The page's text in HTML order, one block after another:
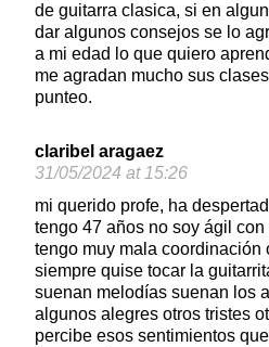
de guitarra clasica, si en
dar algunos consejos se lo
a mi edad lo que quiero
me agradan mucho sus
punteo.
claribel aragaez
31/05/2024 at 15:26
mi querido profe, ha
tengo 47 años no soy ágil
tengo muy mala coordinación
siempre quise tocar la
suenan melodías suenan los
algunos alegres otros tristes
percibe esos sentimientos